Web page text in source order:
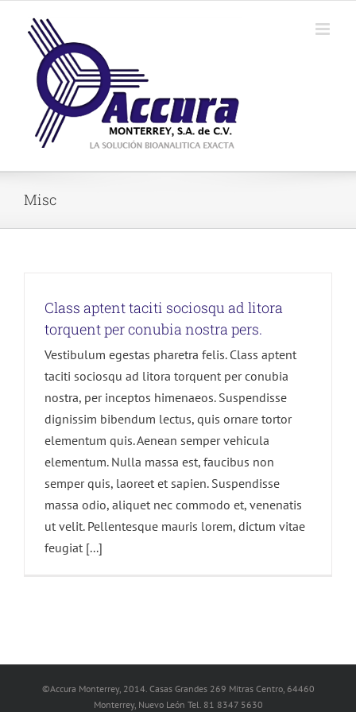
contenido
Misc
Class aptent taciti sociosqu ad litora
torquent per conubia nostra pers.
Vestibulum egestas pharetra felis. Class aptent
taciti sociosqu ad litora torquent per conubia
nostra, per inceptos himenaeos. Suspendisse
dignissim bibendum lectus, quis ornare tortor
elementum quis. Aenean semper vehicula
elementum. Nulla massa est, faucibus non
semper quis, laoreet et sapien. Suspendisse
massa odio, aliquet nec commodo et, venenatis
ut velit. Pellentesque mauris lorem, dictum vitae
feugiat [...]
©Accura Monterrey, 2014. Casas Grandes 269 Mitras Centro, 64460
Monterrey, Nuevo León Tel. 81 8347 5630